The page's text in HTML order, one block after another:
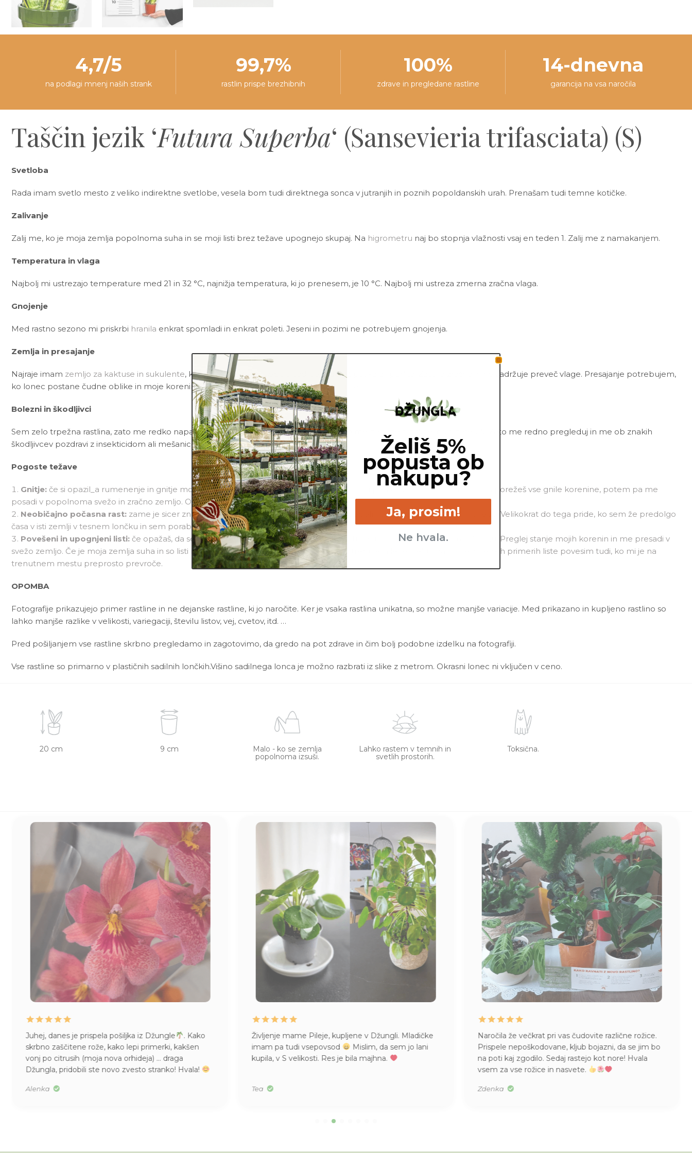
4,7/5
na podlagi mnenj naših strank
99,7%
rastlin prispe brezhibnih
100%
zdrave in pregledane rastline
14-dnevna
garancija na vsa naročila
Taščin jezik ‘Futura Superba‘ (Sansevieria trifasciata) (S)
Svetloba
Rada imam svetlo mesto z veliko indirektne svetlobe, vesela bom tudi direktnega sonca v jutranjih in poznih popoldanskih urah. Prenašam tudi temne kotičke.
Zalivanje
Zalij me, ko je moja zemlja popolnoma suha in se moji listi brez težave upognejo skupaj. Na higrometru naj bo stopnja vlažnosti vsaj en teden 1. Zalij me z namakanjem.
Temperatura in vlaga
Najbolj mi ustrezajo temperature med 21 in 32 °C, najnižja temperatura, ki jo prenesem, je 10 °C. Najbolj mi ustreza zmerna zračna vlaga.
Gnojenje
Med rastno sezono mi priskrbi hranila enkrat spomladi in enkrat poleti. Jeseni in pozimi ne potrebujem gnojenja.
Zemlja in presajanje
Najraje imam zemljo za kaktuse in sukulente, ki poleg črne šote vsebuje tudi velik delež peska ali perlita. Zato je zračna in ne zadržuje preveč vlage. Presajanje potrebujem,
ko lonec postane čudne oblike in moje korenine začnejo kukati skozi luknje na dnu lonca.
Bolezni in škodljivci
Sem zelo trpežna rastlina, zato me redko napadejo bolezni in škodljivci. Najbolj pogosto me napadejo pršice in volnate uši. Zato me redno pregleduj in me ob znakih
škodljivcev pozdravi z insekticidom ali mešanicoNeem tonikain vode.
Pogoste težave
Gnitje: če si opazil_a rumenenje in gnitje mojih listov in/ali korenin, si me po vsej verjetnosti prekomerno zalil_a. Prosim, da porežeš vse gnile korenine, potem pa me
posadi v popolnoma svežo in zračno zemljo. Od sedaj naprej me zalivaj manj.
Neobičajno počasna rast: zame je sicer značilno, da rastem zelo počasi, vendar ob popolni odsotnosti rasti nekaj ni v redu. Velikokrat do tega pride, ko sem že predolgo
časa v isti zemlji v tesnem lončku in sem porabila vsa hranila, ki so bila na voljo. Vzrok je lahko tudi premalo svetlobe.
Povešeni in upognjeni listi: če opažaš, da se moji sicer trdni listi upogibajo, je najverjetneje razlog v prepogostem zalivanju. Preglej stanje mojih korenin in me presadi v
svežo zemljo. Če je moja zemlja suha in so listi nagubani, obstaja velika verjetnost, da potrebujem le temeljito zalivanje. V redkih primerih liste povesim tudi, ko mi je na
trenutnem mestu preprosto prevroče.
OPOMBA
Fotografije prikazujejo primer rastline in ne dejanske rastline, ki jo naročite. Ker je vsaka rastlina unikatna, so možne manjše variacije. Med prikazano in kupljeno rastlino so
lahko manjše razlike v velikosti, variegaciji, številu listov, vej, cvetov, itd. …
Pred pošiljanjem vse rastline skrbno pregledamo in zagotovimo, da gredo na pot zdrave in čim bolj podobne izdelku na fotografiji.
Vse rastline so primarno v plastičnih sadilnih lončkih.Višino sadilnega lonca je možno razbrati iz slike z metrom. Okrasni lonec ni vključen v ceno.
20 cm 9 cm
Malo - ko se zemlja
popolnoma izsuši.
Lahko rastem v temnih in
svetlih prostorih.
Toksična.
Juhej, danes je prispela pošiljka iz Džungle
. Kako
skrbno zaščitene rože, kako lepi primerki, kakšen
vonj po citrusih (moja nova orhideja) … draga
Džungla, pridobili ste novo zvesto stranko! Hvala!
Alenka
Življenje mame Pileje, kupljene v Džungli. Mladičke
imam pa tudi vsepovsod
Mislim, da sem jo lani
kupila, v S velikosti. Res je bila majhna.
Naročila že večkrat pri vas čudovite različne rožice.
Prispele nepoškodovane, kljub bojazni, da se jim bo
na poti kaj zgodilo. Sedaj rastejo kot nore! Hvala
vsem za vse rožice in nasvete.
Zdenka
Želiš 5%
popusta ob
nakupu?
Ja, prosim!
Ne hvala.